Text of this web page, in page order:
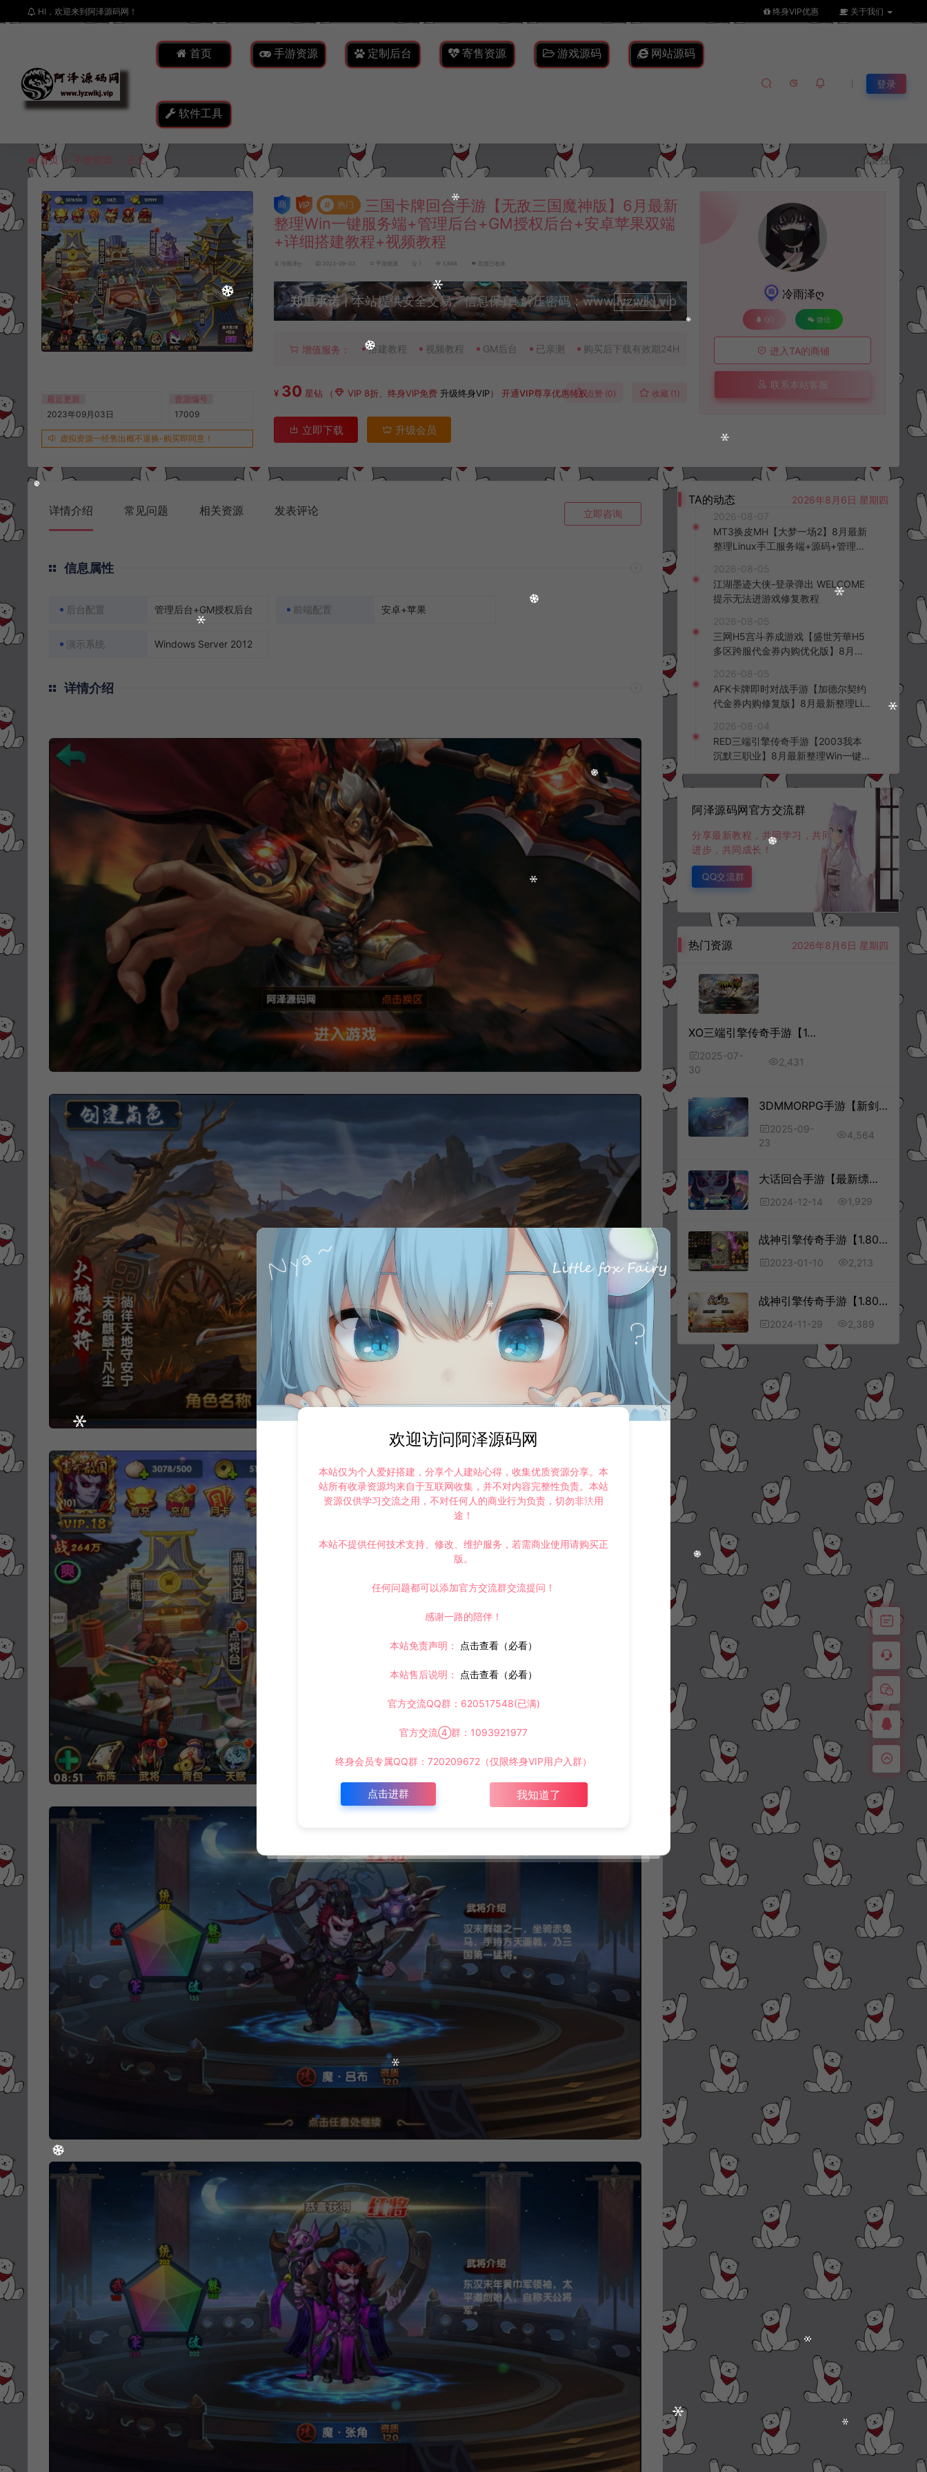
HI，欢迎来到阿泽源码网！ 终身VIP优惠 关于我们
首页 手游资源 定制后台 寄售资源 游戏源码 网站源码
软件工具
登录
首页 手游资源 正文 我要投稿
最近更新
2023年09月03日
资源编号
17009
虚拟资源一经售出概不退换-购买即同意！
# 热门
三国卡牌回合手游【无敌三国魔神版】6月最新
整理Win一键服务端+管理后台+GM授权后台+安卓苹果双端
+详细搭建教程+视频教程
冷雨泽ღ 2023-09-03 手游资源 1 3,888 百度已收录
郑重承诺丨本站提供安全交易、信息保真! 解压密码：www.lyzwlkj.vip
升级会员
增值服务： 搭建教程 视频教程 GM后台 已亲测 购买后下载有效期24H
¥ 30 星钻 （ VIP 8折、终身VIP免费 升级终身VIP）开通VIP尊享优惠特权点赞 (0) 收藏 (1)
立即下载 升级会员
冷雨泽ღ
QQ 微信
进入TA的商铺
联系本站客服
详情介绍 常见问题 相关资源 发表评论 立即咨询
信息属性
后台配置 管理后台+GM授权后台 前端配置 安卓+苹果
演示系统 Windows Server 2012
详情介绍
TA的动态
2026年8月6日 星期四
2026-08-07
MT3换皮MH【大梦一场2】8月最新
整理Linux手工服务端+源码+管理后
频教程
2026-08-05
江湖墨迹大侠-登录弹出 WELCOME
提示无法进游戏修复教程
2026-08-05
三网H5宫斗养成游戏【盛世芳華H5
多区跨服代金券内购优化版】8月最
台+全资源安卓+详细搭建教程+视频
教程
2026-08-05
AFK卡牌即时对战手游【加德尔契约
代金券内购修复版】8月最新整理Lin
K授权后台+安卓苹果双端+详细搭建
教程+视频教程
2026-08-04
RED三端引擎传奇手游【2003我本
沉默三职业】8月最新整理Win一键
阿泽源码网官方交流群
分享最新教程，共同学习，共同
进步，共同成长！
QQ交流群
热门资源 2026年8月6日 星期四
XO三端引擎传奇手游【1.80剑神合击版】7月最新整理Win一键服务端+PC安卓苹果+详细搭建教程+视频教程
2025-07-
30
2,431
3DMMORPG手游【新剑灵MMORPG神话革命八职业】9月最新整理Win半手工服务端+OBB解包工具+GM授权后台+安卓苹果双端+详细搭建教程+视频教程
2025-09-
23
4,564
大话回合手游【最新缥缈之心法八卦六阶飞升修复版】12月最新整理Linux手工服务端+定制后台+CDK授权后台+安卓苹果双端+详细搭建教程+视频教程
2024-12-14 1,929
战神引擎传奇手游【1.80凌云火龙】1月最新整理Win一键服务端+GM后台+安卓苹果双端+详细搭建教程
2023-01-10 2,213
战神引擎传奇手游【1.80魅影火龙三职业】11月最新整理Win一键服务端+GM授权后台+安卓苹果双端+详细搭建教程+视频教程
2024-11-29 2,389
欢迎访问阿泽源码网
本站仅为个人爱好搭建，分享个人建站心得，收集优质资源分享。本
站所有收录资源均来自于互联网收集，并不对内容完整性负责。本站
资源仅供学习交流之用，不对任何人的商业行为负责，切勿非法用
途！
本站不提供任何技术支持、修改、维护服务，若需商业使用请购买正
版。
任何问题都可以添加官方交流群交流提问！
感谢一路的陪伴！
本站免责声明： 点击查看（必看）
本站售后说明： 点击查看（必看）
官方交流QQ群：620517548(已满)
官方交流④群：1093921977
终身会员专属QQ群：720209672（仅限终身VIP用户入群）
点击进群 我知道了